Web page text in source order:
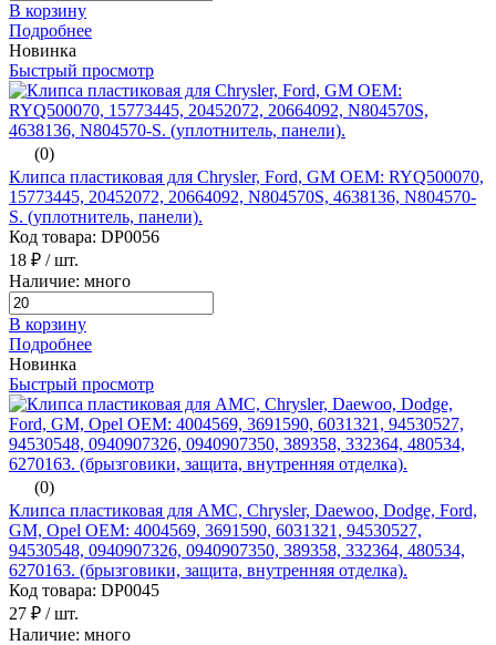
В корзину
Подробнее
Новинка
Быстрый просмотр
(0)
Клипса пластиковая для Chrysler, Ford, GM ОЕМ: RYQ500070,
15773445, 20452072, 20664092, N804570S, 4638136, N804570-
S. (уплотнитель, панели).
Код товара: DP0056
18 ₽ / шт.
Наличие: много
В корзину
Подробнее
Новинка
Быстрый просмотр
(0)
Клипса пластиковая для AMC, Chrysler, Daewoo, Dodge, Ford,
GM, Opel ОЕМ: 4004569, 3691590, 6031321, 94530527,
94530548, 0940907326, 0940907350, 389358, 332364, 480534,
6270163. (брызговики, защита, внутренняя отделка).
Код товара: DP0045
27 ₽ / шт.
Наличие: много